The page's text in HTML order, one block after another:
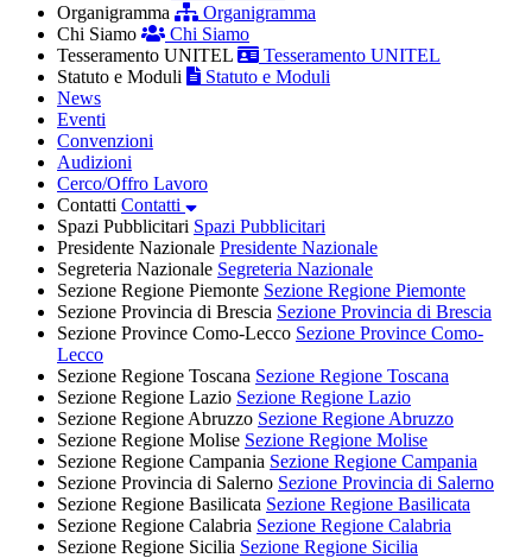
Organigramma
Organigramma
Chi Siamo
Chi Siamo
Tesseramento UNITEL
Tesseramento UNITEL
Statuto e Moduli
Statuto e Moduli
News
Eventi
Convenzioni
Audizioni
Cerco/Offro Lavoro
Contatti Contatti
Spazi Pubblicitari Spazi Pubblicitari
Presidente Nazionale Presidente Nazionale
Segreteria Nazionale Segreteria Nazionale
Sezione Regione Piemonte Sezione Regione Piemonte
Sezione Provincia di Brescia Sezione Provincia di Brescia
Sezione Province Como-Lecco Sezione Province Como-
Lecco
Sezione Regione Toscana Sezione Regione Toscana
Sezione Regione Lazio Sezione Regione Lazio
Sezione Regione Abruzzo Sezione Regione Abruzzo
Sezione Regione Molise Sezione Regione Molise
Sezione Regione Campania Sezione Regione Campania
Sezione Provincia di Salerno Sezione Provincia di Salerno
Sezione Regione Basilicata Sezione Regione Basilicata
Sezione Regione Calabria Sezione Regione Calabria
Sezione Regione Sicilia Sezione Regione Sicilia